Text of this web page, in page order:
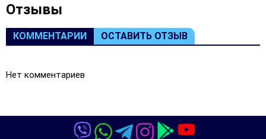
Oтзывы
КОММЕНТАРИИ ОСТАВИТЬ ОТЗЫВ
Нет комментариев